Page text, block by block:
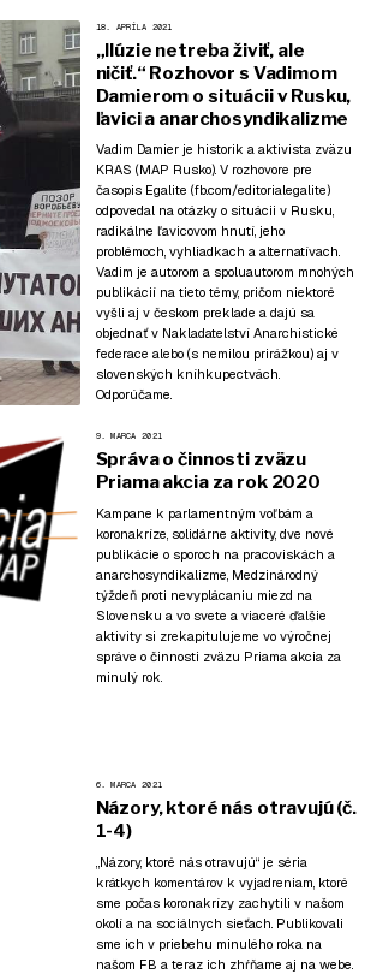
18. APRÍLA 2021
„Ilúzie netreba živiť, ale
ničiť.“ Rozhovor s Vadimom
Damierom o situácii v Rusku,
ľavici a anarchosyndikalizme
Vadim Damier je historik a aktivista zväzu
KRAS (MAP Rusko). V rozhovore pre
časopis Egalite (fb.com/editorialegalite)
odpovedal na otázky o situácii v Rusku,
radikálne ľavicovom hnutí, jeho
problémoch, vyhliadkach a alternatívach.
Vadim je autorom a spoluautorom mnohých
publikácií na tieto témy, pričom niektoré
vyšli aj v českom preklade a dajú sa
objednať v Nakladatelství Anarchistické
federace alebo (s nemilou prirážkou) aj v
slovenských kníhkupectvách.
Odporúčame.
9. MARCA 2021
Správa o činnosti zväzu
Priama akcia za rok 2020
Kampane k parlamentným voľbám a
koronakríze, solidárne aktivity, dve nové
publikácie o sporoch na pracoviskách a
anarchosyndikalizme, Medzinárodný
týždeň proti nevyplácaniu miezd na
Slovensku a vo svete a viaceré ďalšie
aktivity si zrekapitulujeme vo výročnej
správe o činnosti zväzu Priama akcia za
minulý rok.
6. MARCA 2021
Názory, ktoré nás otravujú (č.
1-4)
„Názory, ktoré nás otravujú“ je séria
krátkych komentárov k vyjadreniam, ktoré
sme počas koronakrízy zachytili v našom
okolí a na sociálnych sieťach. Publikovali
sme ich v priebehu minulého roka na
našom FB a teraz ich zhŕňame aj na webe.